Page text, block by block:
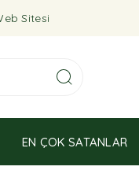
Sitesi
EN ÇOK SATANLAR